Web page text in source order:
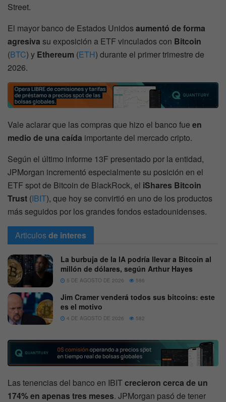
Street.
El mayor banco de Estados Unidosaumentó de forma
agresiva su exposición a ETF vinculados con Bitcoin
(BTC) y Ethereum (ETH) durante el primer trimestre de
2026.
Vale aclarar que las compras que hizo el banco fue en
medio de una caída importante del mercado cripto.
Según el último informe 13F presentado por la entidad,
JPMorgan incrementó especialmente su posición en el
ETF spot de Bitcoin de BlackRock, el iShares Bitcoin
Trust (IBIT), que hoy se convirtió en uno de los productos
más seguidos por los grandes fondos estadounidenses.
Articulosde interes
La burbuja de la IA podría llevar a Bitcoin al
millón de dólares, según Arthur Hayes
5 DE AGOSTO DE 2026 586
Jim Cramer venderá todos sus bitcoins: este
es el motivo
4 DE AGOSTO DE 2026 582
Las tenencias del banco en IBITcrecieron cerca de un
174% en apenas tres meses. JPMorgan pasó de tener